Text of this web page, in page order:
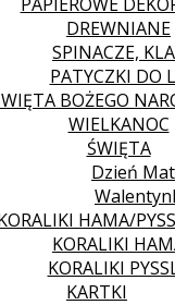
DREWNIANE
SPINACZE,
PATYCZKI DO
BOŻEGO
WIELKANOC
ŚWIĘTA
Dzień
HAMA/
KORALIKI
KORALIKI
KARTKI